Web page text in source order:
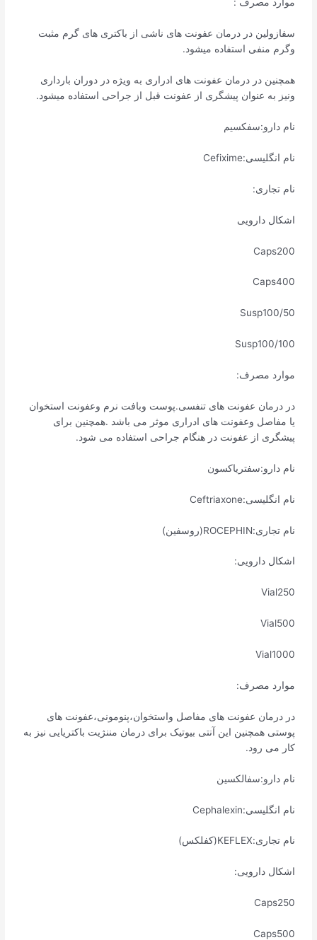
موارد مصرف :
سفازولین در درمان عفونت های ناشی از باکتری های گرم مثبت
وگرم منفی استفاده میشود.
همچنین در درمان عفونت های ادراری به ویژه در دوران بارداری
ونیز به عنوان پیشگری از عفونت قبل از جراحی استفاده میشود.
نام دارو:سفکسیم
نام انگلیسی:Cefixime
نام تجاری:
اشکال دارویی
Caps200
Caps400
Susp100/50
Susp100/100
موارد مصرف:
در درمان عفونت های تنفسی.پوست وبافت نرم وعفونت استخوان
یا مفاصل وعفونت های ادراری موثر می باشد .همچنین برای
پیشگری از عفونت در هنگام جراحی استفاده می شود.
نام دارو:سفتریاکسون
نام انگلیسی:Ceftriaxone
نام تجاری:ROCEPHIN(روسفین)
اشکال دارویی:
Vial250
Vial500
Vial1000
موارد مصرف:
در درمان عفونت های مفاصل واستخوان،پنومونی،عفونت های
پوستی همچنین این آنتی بیوتیک برای درمان مننژیت باکتریایی نیز به
کار می رود.
نام دارو:سفالکسین
نام انگلیسی:Cephalexin
نام تجاری:KEFLEX(کفلکس)
اشکال دارویی:
Caps250
Caps500